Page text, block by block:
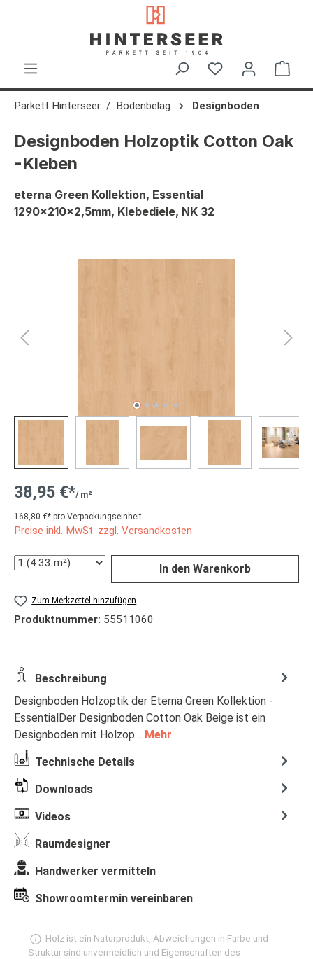
Parkett Hinterseer Bodenbelag Designboden
Designboden Holzoptik Cotton Oak
-Kleben
eterna Green Kollektion, Essential
1290x210x2,5mm, Klebediele, NK 32
Bildergalerie überspringen
38,95 €*/ m²
168,80 €* pro Verpackungseinheit
Preise inkl. MwSt. zzgl. Versandkosten
Anzahl In den Warenkorb
Zum Merkzettel hinzufügen
Produktnummer: 55511060
Beschreibung
Designboden Holzoptik der Eterna Green Kollektion -
EssentialDer Designboden Cotton Oak Beige ist ein
Designboden mit Holzop… Mehr
Technische Details
Downloads
Videos
Raumdesigner
Handwerker vermitteln
Showroomtermin vereinbaren
Holz ist ein Naturprodukt, Abweichungen in Farbe und
Struktur sind unvermeidlich und Eigenschaften des